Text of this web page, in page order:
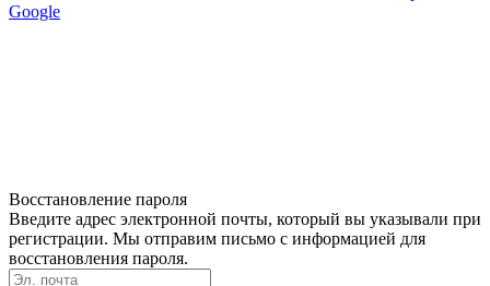
Google
Восстановление пароля
Введите адрес электронной почты, который вы указывали при
регистрации. Мы отправим письмо с информацией для
восстановления пароля.